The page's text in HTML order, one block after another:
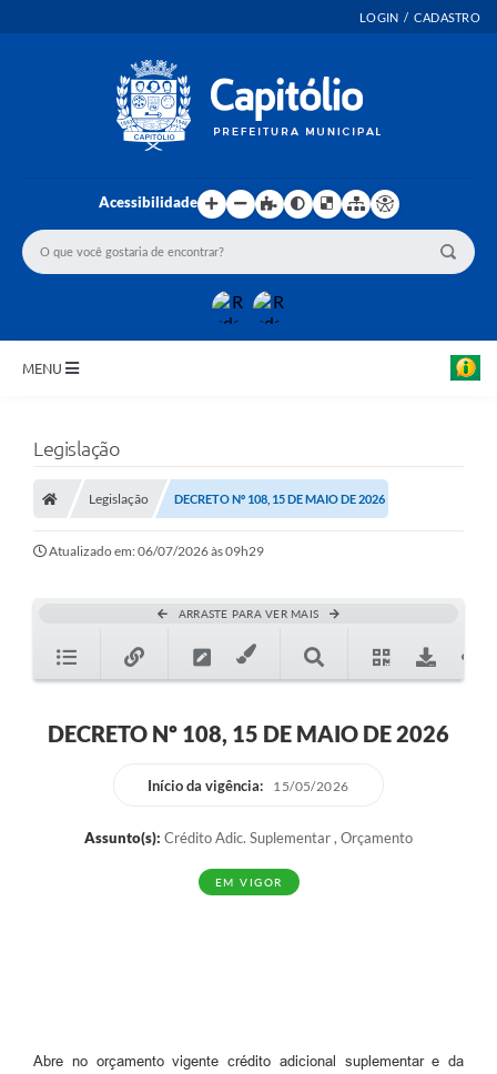
LOGIN / CADASTRO
Acessibilidade
MENU
EMENDAS PARLAMENTARES
NORMAS LEGAIS
Controle Interno
Editais
Governança
Legislação
Legislação DECRETO Nº 108, 15 DE MAIO DE 2026
Atualizado em: 06/07/2026 às 09h29
ARRASTE PARA VER MAIS
DECRETO Nº 108, 15 DE MAIO DE 2026
Início da vigência: 15/05/2026
Assunto(s): Crédito Adic. Suplementar , Orçamento
EM VIGOR
Abre no orçamento vigente crédito adicional suplementar e da